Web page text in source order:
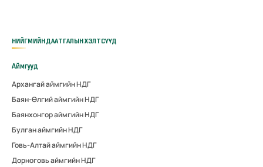
НИЙГМИЙН ДААТГАЛЫН ХЭЛТСҮҮД
Аймгууд
Архангай аймгийн НДГ
Баян-Өлгий аймгийн НДГ
Баянхонгор аймгийн НДГ
Булган аймгийн НДГ
Говь-Алтай аймгийн НДГ
Дорноговь аймгийн НДГ